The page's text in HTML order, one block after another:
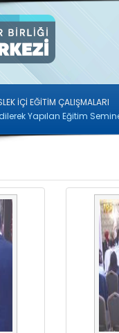
İÇİ EĞİTİM ÇALIŞMALARI
Yapılan Eğitim